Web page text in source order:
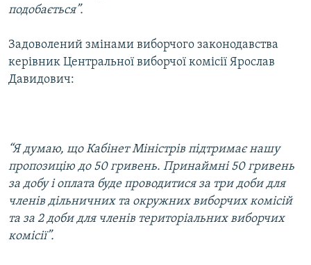
подобається”.
Задоволений змінами виборчого законодавства
керівник Центральної виборчої комісії Ярослав
Давидович:
“Я думаю, що Кабінет Міністрів підтримає нашу
пропозицію до 50 гривень. Принаймні 50 гривень
за добу і оплата буде проводитися за три доби для
членів дільничних та окружних виборчих комісій
та за 2 доби для членів територіальних виборчих
комісії”.